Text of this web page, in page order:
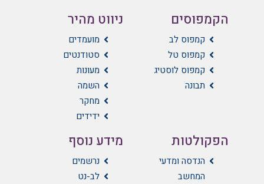
הקמפוסים
קמפוס לב
קמפוס טל
קמפוס לוסטיג
תבונה
הפקולטות
הנדסה ומדעי
המחשב
ניווט מהיר
מועמדים
סטודנטים
מעונות
השמה
מחקר
ידידים
מידע נוסף
נרשמים
לב-נט